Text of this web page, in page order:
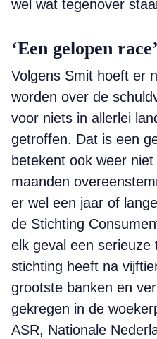
wel wat tegenover
‘Een gelopen race’
Volgens Smit hoeft er
worden over de
voor niets in allerlei
getroffen. Dat is een
betekent ook weer
maanden
er wel een jaar of
de Stichting
elk geval een serieuze
stichting heeft na
grootste banken en
gekregen in de
ASR, Nationale